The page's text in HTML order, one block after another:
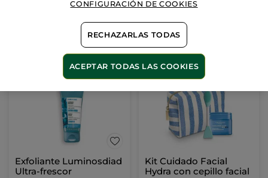
AÑADIR A MI
CESTA
Exfoliante Luminosdiad
Ultra-frescor
Kit Cuidado Facial
Hydra con cepillo facial
CONFIGURACIÓN DE COOKIES
RECHAZARLAS TODAS
ACEPTAR TODAS LAS COOKIES